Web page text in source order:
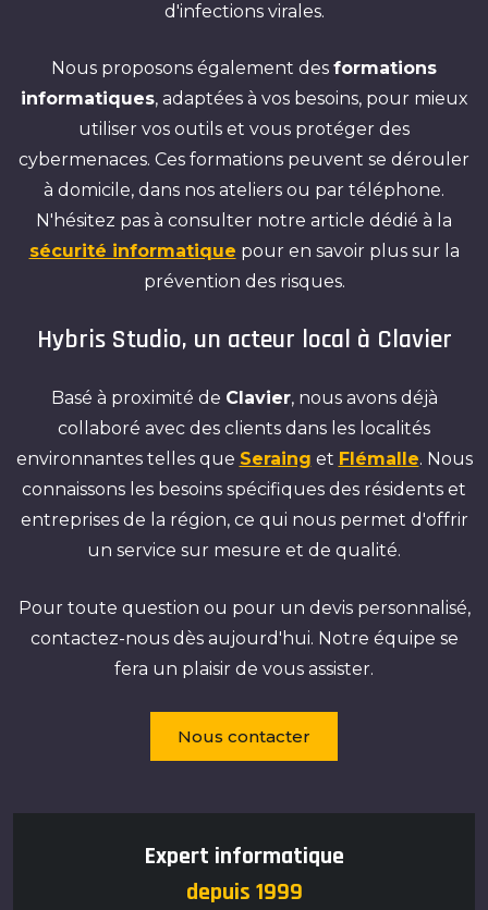
d'infections virales.
Nous proposons également des formations
informatiques, adaptées à vos besoins, pour mieux
utiliser vos outils et vous protéger des
cybermenaces. Ces formations peuvent se dérouler
à domicile, dans nos ateliers ou par téléphone.
N'hésitez pas à consulter notre article dédié à la
sécurité informatique pour en savoir plus sur la
prévention des risques.
Hybris Studio, un acteur local à Clavier
Basé à proximité de Clavier, nous avons déjà
collaboré avec des clients dans les localités
environnantes telles que Seraing et Flémalle. Nous
connaissons les besoins spécifiques des résidents et
entreprises de la région, ce qui nous permet d'offrir
un service sur mesure et de qualité.
Pour toute question ou pour un devis personnalisé,
contactez-nous dès aujourd'hui. Notre équipe se
fera un plaisir de vous assister.
Nous contacter
Expert informatique
depuis 1999